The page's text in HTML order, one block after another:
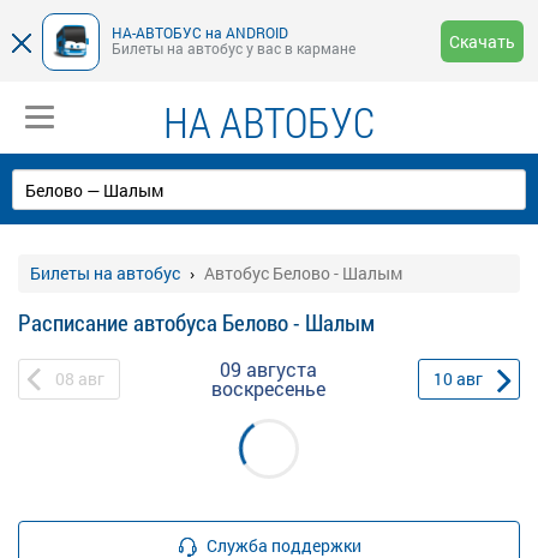
НА-АВТОБУС на ANDROID
Билеты на автобус у вас в кармане
Скачать
НА АВТОБУС
Билеты на автобус Автобус Белово - Шалым
Расписание автобуса Белово - Шалым
08 авг 09 августа
воскресенье 10авг
Служба поддержки